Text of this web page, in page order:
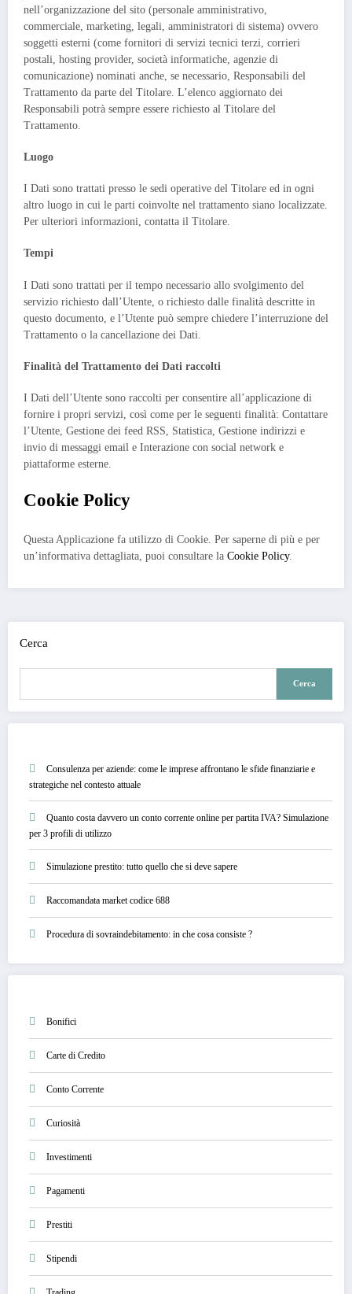
nell’organizzazione del sito (personale amministrativo,
commerciale, marketing, legali, amministratori di sistema) ovvero
soggetti esterni (come fornitori di servizi tecnici terzi, corrieri
postali, hosting provider, società informatiche, agenzie di
comunicazione) nominati anche, se necessario, Responsabili del
Trattamento da parte del Titolare. L’elenco aggiornato dei
Responsabili potrà sempre essere richiesto al Titolare del
Trattamento.
Luogo
I Dati sono trattati presso le sedi operative del Titolare ed in ogni
altro luogo in cui le parti coinvolte nel trattamento siano localizzate.
Per ulteriori informazioni, contatta il Titolare.
Tempi
I Dati sono trattati per il tempo necessario allo svolgimento del
servizio richiesto dall’Utente, o richiesto dalle finalità descritte in
questo documento, e l’Utente può sempre chiedere l’interruzione del
Trattamento o la cancellazione dei Dati.
Finalità del Trattamento dei Dati raccolti
I Dati dell’Utente sono raccolti per consentire all’applicazione di
fornire i propri servizi, così come per le seguenti finalità: Contattare
l’Utente, Gestione dei feed RSS, Statistica, Gestione indirizzi e
invio di messaggi email e Interazione con social network e
piattaforme esterne.
Cookie Policy
Questa Applicazione fa utilizzo di Cookie. Per saperne di più e per
un’informativa dettagliata, puoi consultare la Cookie Policy.
Cerca
Cerca
Consulenza per aziende: come le imprese affrontano le sfide finanziarie e
strategiche nel contesto attuale
Quanto costa davvero un conto corrente online per partita IVA? Simulazione
per 3 profili di utilizzo
Simulazione prestito: tutto quello che si deve sapere
Raccomandata market codice 688
Procedura di sovraindebitamento: in che cosa consiste ?
Bonifici
Carte di Credito
Conto Corrente
Curiosità
Investimenti
Pagamenti
Prestiti
Stipendi